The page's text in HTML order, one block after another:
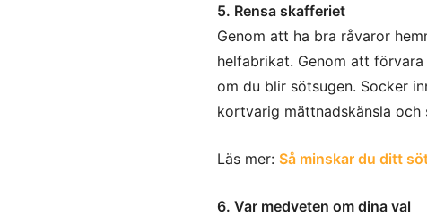
5. Rensa skafferiet
Genom att ha bra råvaror
helfabrikat. Genom att
om du blir sötsugen. Socker
kortvarig mättnadskänsla
Läs mer: Så minskar du ditt
6. Var medveten om dina val